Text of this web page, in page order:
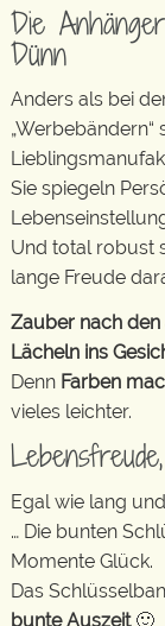
Die
Dünn
Anders als bei
Sie spiegeln
Und total robust
lange Freude
Zauber nach
Lächeln ins
Denn Farben
vieles leichter.
Egal wie lang
… Die bunten
Momente Glück.
Das
bunte Auszeit🙂